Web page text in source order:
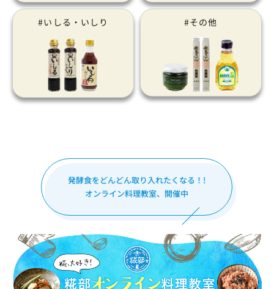
#いしる・いしり #その他
発酵食をどんどん取り入れたくなる！!
オンライン料理教室、開催中